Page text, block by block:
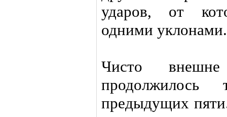
ударов, от
одними уклонами.
Чисто
предыдущих